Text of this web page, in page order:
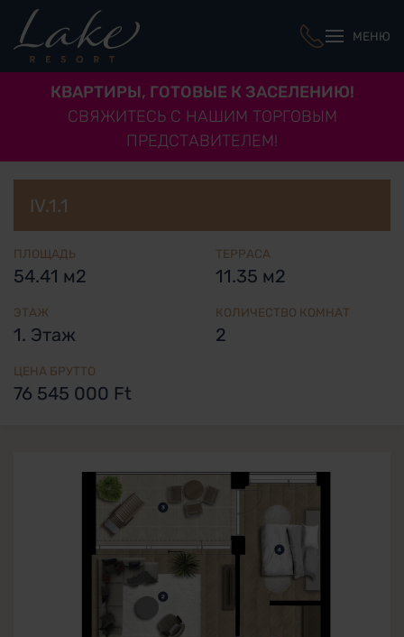
МЕНЮ
КВАРТИРЫ, ГОТОВЫЕ К ЗАСЕЛЕНИЮ!
СВЯЖИТЕСЬ С НАШИМ ТОРГОВЫМ
ПРЕДСТАВИТЕЛЕМ!
IV.1.1
ПЛОЩАДЬ
54.41 м2
ТЕРРАСА
11.35 м2
ЭТАЖ
1. Этаж
КОЛИЧЕСТВО КОМНАТ
2
ЦЕНА БРУТТО
76 545 000 Ft